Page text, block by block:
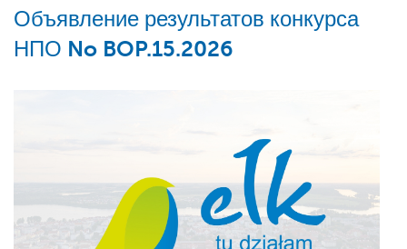
Объявление результатов конкурса
НПО No BOP.15.2026